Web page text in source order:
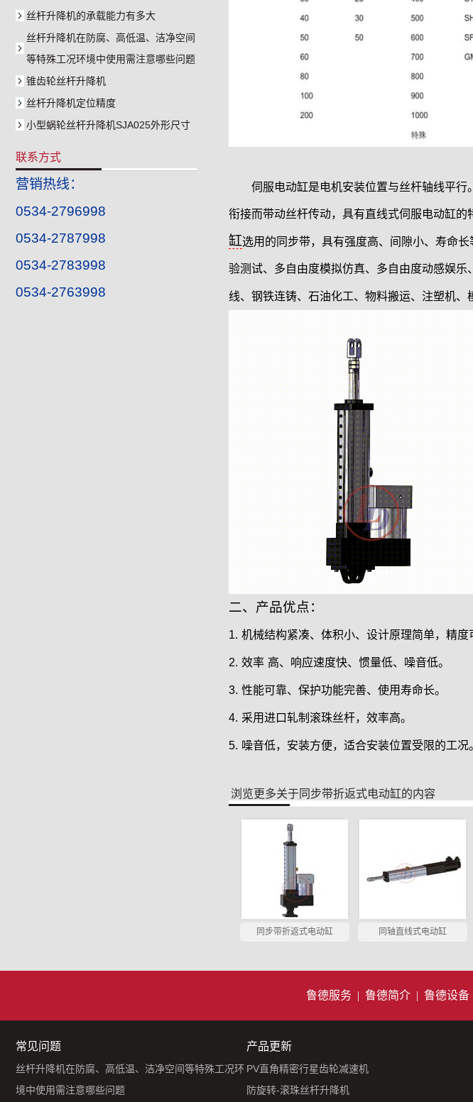
伺服电动缸是电机安装位置与丝杆轴线平
衔接而带动丝杆传动，具有直线式伺服电动缸
缸选用的同步带，具有强度高、间隙小、寿命
验测试、多自由度模拟仿真、多自由度动感娱
线、钢铁连铸、石油化工、物料搬运、注塑机、
二、产品优点：
1. 机械结构紧凑、体积小、设计原理简单，精度
2. 效率 高、响应速度快、惯量低、噪音低。
3. 性能可靠、保护功能完善、使用寿命长。
4. 采用进口轧制滚珠丝杆，效率高。
5. 噪音低，安装方便，适合安装位置受限的工况
浏览更多关于同步带折返式电动缸的内容
同步带折返式电动缸 同轴直线式电动缸
丝杆升降机的承载能力有多大
丝杆升降机在防腐、高低温、洁净空间
等特殊工况环境中使用需注意哪些问题
锥齿轮丝杆升降机
丝杆升降机定位精度
小型蜗轮丝杆升降机SJA025外形尺寸
联系方式
营销热线：
0534-2796998
0534-2787998
0534-2783998
0534-2763998
鲁德服务 | 鲁德简介 | 鲁德设备
常见问题
丝杆升降机在防腐、高低温、洁净空间等特殊工况环
境中使用需注意哪些问题
产品更新
PV直角精密行星齿轮减速机
防旋转-滚珠丝杆升降机